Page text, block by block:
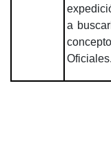
a
Oficiales.